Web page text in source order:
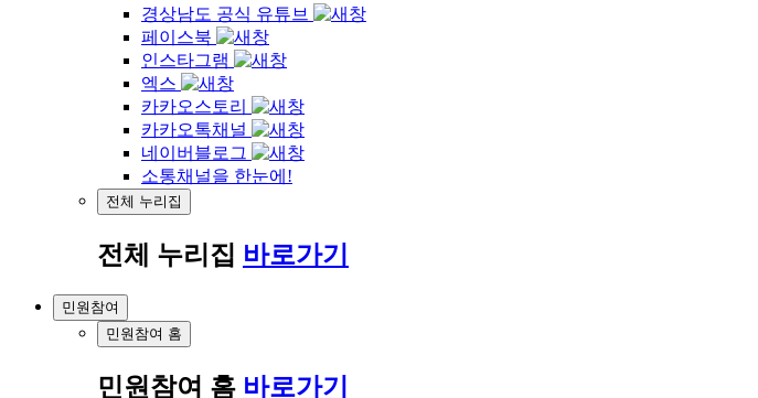
경상남도 공식 유튜브
페이스북
인스타그램
엑스
카카오스토리
카카오톡채널
네이버블로그
소통채널을 한눈에!
전체 누리집
전체 누리집 바로가기
민원참여
민원참여 홈
민원참여 홈 바로가기